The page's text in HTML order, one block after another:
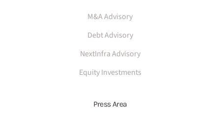
M&A Advisory
Debt Advisory
NextInfra Advisory
Equity Investments
Press Area